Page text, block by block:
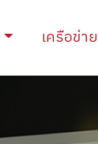
เครือข่าย